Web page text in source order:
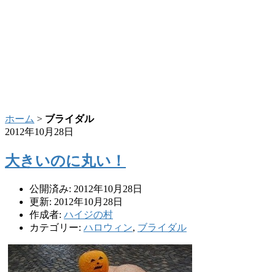
ホーム > ブライダル
2012年10月28日
大きいのに丸い！
公開済み: 2012年10月28日
更新: 2012年10月28日
作成者: ハイジの村
カテゴリー: ハロウィン, ブライダル